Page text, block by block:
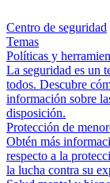
Centro de seguridad
Temas
Políticas y
La seguridad es un
todos. Descubre
información sobre
disposición.
Protección de
Obtén más
respecto a la
la lucha contra su